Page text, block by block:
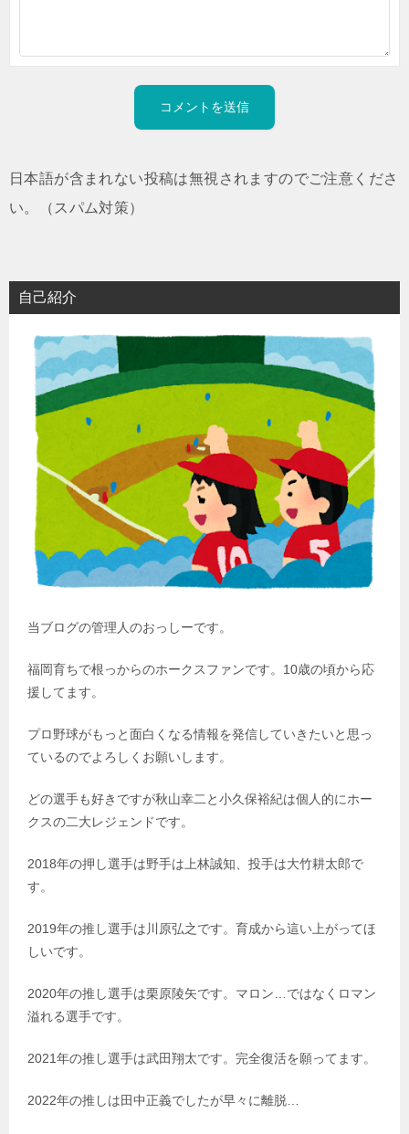
日本語が含まれない投稿は無視されますのでご注意くださ
い。（スパム対策）
自己紹介
当ブログの管理人のおっしーです。
福岡育ちで根っからのホークスファンです。10歳の頃から応
援してます。
プロ野球がもっと面白くなる情報を発信していきたいと思っ
ているのでよろしくお願いします。
どの選手も好きですが秋山幸二と小久保裕紀は個人的にホー
クスの二大レジェンドです。
2018年の押し選手は野手は上林誠知、投手は大竹耕太郎で
す。
2019年の推し選手は川原弘之です。育成から這い上がってほ
しいです。
2020年の推し選手は栗原陵矢です。マロン…ではなくロマン
溢れる選手です。
2021年の推し選手は武田翔太です。完全復活を願ってます。
2022年の推しは田中正義でしたが早々に離脱…